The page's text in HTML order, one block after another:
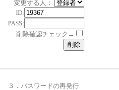
変更する人：
ID:
PASS:
削除確認チェック→
３．パスワードの再発行